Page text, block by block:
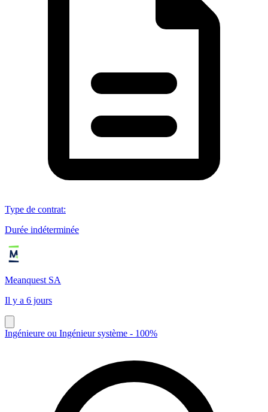
Type de contrat:
Durée indéterminée
Meanquest SA
Il y a 6 jours
Ingénieure ou Ingénieur système - 100%